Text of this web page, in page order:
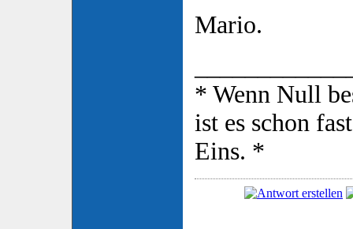
Mario.
* Wenn Null
ist es schon
Eins. *